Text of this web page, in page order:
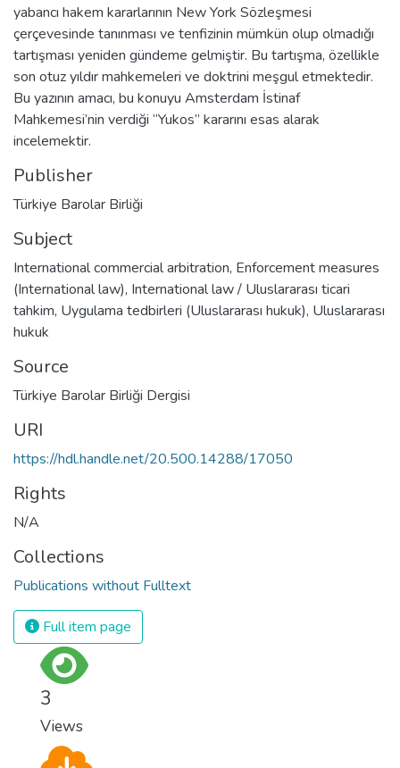
yabancı hakem kararlarının New York Sözleşmesi
çerçevesinde tanınması ve tenfizinin mümkün olup olmadığı
tartışması yeniden gündeme gelmiştir. Bu tartışma, özellikle
son otuz yıldır mahkemeleri ve doktrini meşgul etmektedir.
Bu yazının amacı, bu konuyu Amsterdam İstinaf
Mahkemesi’nin verdiği “Yukos” kararını esas alarak
incelemektir.
Publisher
Türkiye Barolar Birliği
Subject
International commercial arbitration, Enforcement measures
(International law), International law / Uluslararası ticari
tahkim, Uygulama tedbirleri (Uluslararası hukuk), Uluslararası
hukuk
Source
Türkiye Barolar Birliği Dergisi
URI
https://hdl.handle.net/20.500.14288/17050
Rights
N/A
Collections
Publications without Fulltext
Full item page
3
Views